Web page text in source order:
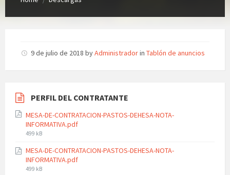
9 de julio de 2018 byAdministradorin Tablón de anuncios
PERFIL DEL CONTRATANTE
MESA-DE-CONTRATACION-PASTOS-DEHESA-NOTA-
INFORMATIVA.pdf
File
499 kB
MESA-DE-CONTRATACION-PASTOS-DEHESA-NOTA-
INFORMATIVA.pdf
File
499 kB